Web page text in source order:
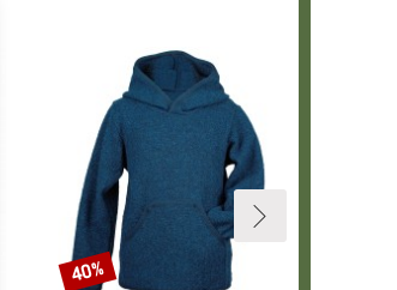
Sconto
40%